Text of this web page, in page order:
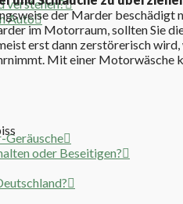
verstehen?
Auto
Geräusche
oder Beseitigen?
der Marder beschädigt
im Motorraum, sollten Sie
erst dann zerstörerisch wird,
Mit einer Motorwäsche